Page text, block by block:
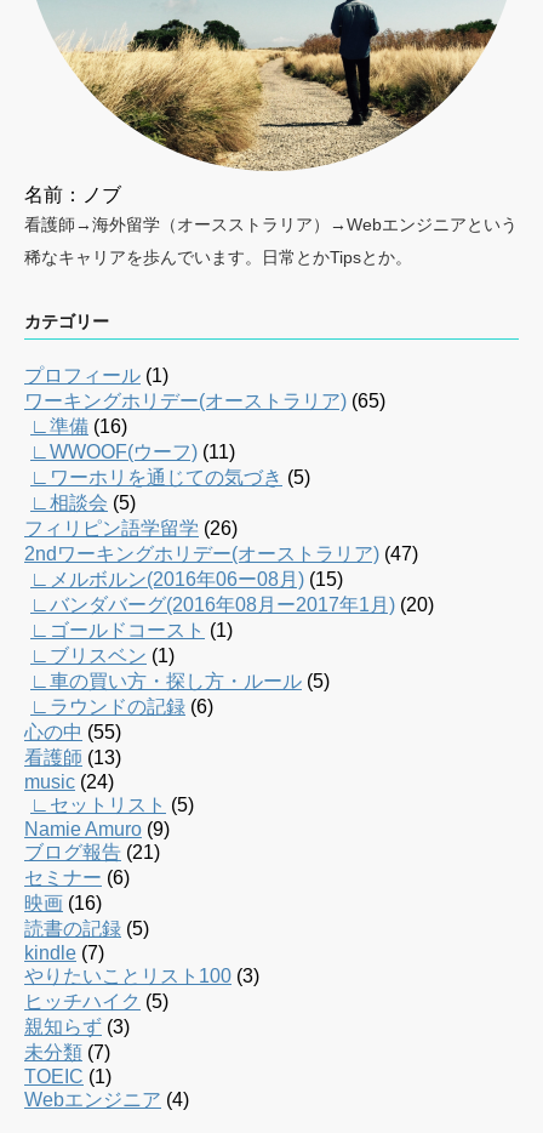
名前：ノブ
看護師→海外留学（オースストラリア）→Webエンジニアという
稀なキャリアを歩んでいます。日常とかTipsとか。
カテゴリー
プロフィール (1)
ワーキングホリデー(オーストラリア) (65)
∟準備 (16)
∟WWOOF(ウーフ) (11)
∟ワーホリを通じての気づき (5)
∟相談会 (5)
フィリピン語学留学 (26)
2ndワーキングホリデー(オーストラリア) (47)
∟メルボルン(2016年06ー08月) (15)
∟バンダバーグ(2016年08月ー2017年1月) (20)
∟ゴールドコースト (1)
∟ブリスベン (1)
∟車の買い方・探し方・ルール (5)
∟ラウンドの記録 (6)
心の中 (55)
看護師 (13)
music (24)
∟セットリスト (5)
Namie Amuro (9)
ブログ報告 (21)
セミナー (6)
映画 (16)
読書の記録 (5)
kindle (7)
やりたいことリスト100 (3)
ヒッチハイク (5)
親知らず (3)
未分類 (7)
TOEIC (1)
Webエンジニア (4)